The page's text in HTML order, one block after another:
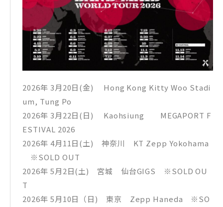
2026年 3月20日(金) Hong Kong Kitty Woo Stadi
um, Tung Po
2026年 3月22日(日) Kaohsiung MEGAPORT F
ESTIVAL 2026
2026年 4月11日(土) 神奈川 KT Zepp Yokohama
※SOLD OUT
2026年 5月2日(土) 宮城 仙台GIGS ※SOLD OU
T
2026年 5月10日（日) 東京 Zepp Haneda ※SO